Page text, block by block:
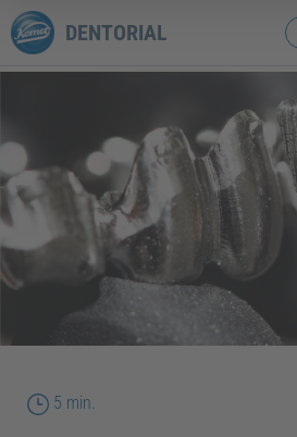
DENTORIAL
Lesedauer
5 min.